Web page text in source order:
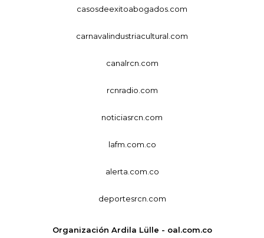
casosdeexitoabogados.com
carnavalindustriacultural.com
canalrcn.com
rcnradio.com
noticiasrcn.com
lafm.com.co
alerta.com.co
deportesrcn.com
Organización Ardila Lülle - oal.com.co